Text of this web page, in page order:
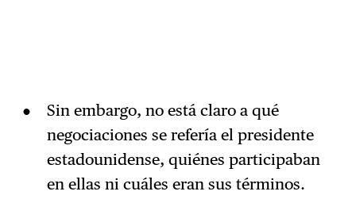
Sin embargo, no está claro a qué
negociaciones se refería el presidente
estadounidense, quiénes participaban
en ellas ni cuáles eran sus términos.